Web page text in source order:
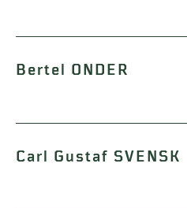
Bertel ONDER
Carl Gustaf SVENSK